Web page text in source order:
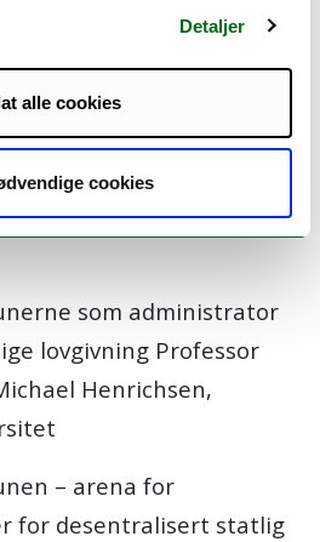
Detaljer
alle cookies
cookies
tema: Den finska
och kommunal
Det blev ingen
Professor Eija
som administrator
lovgivning Professor
Henrichsen,
– arena for
for desentralisert statlig